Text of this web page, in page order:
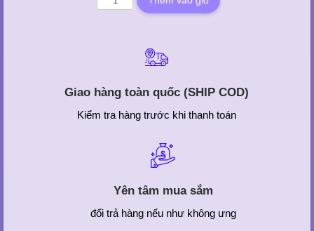
Giao hàng toàn quốc (SHIP COD)
Kiểm tra hàng trước khi thanh toán
Yên tâm mua sắm
đổi trả hàng nếu như không ưng